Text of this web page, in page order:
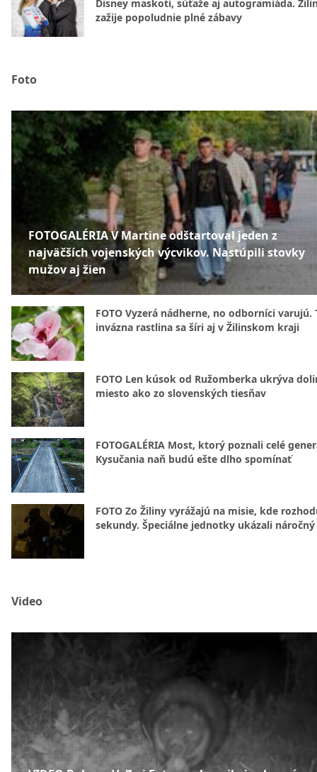
Disney maskoti, súťaže aj autogramiáda.
zažije popoludnie plné zábavy
Foto
FOTOGALÉRIA V Martine odštartoval jeden z
najväčších vojenských výcvikov. Nastúpili stovky
mužov aj žien
FOTO Vyzerá nádherne, no odborníci varujú.
invázna rastlina sa šíri aj v Žilinskom kraji
FOTO Len kúsok od Ružomberka ukrýva
miesto ako zo slovenských tiesňav
FOTOGALÉRIA Most, ktorý poznali celé
Kysučania naň budú ešte dlho spomínať
FOTO Zo Žiliny vyrážajú na misie, kde
sekundy. Špeciálne jednotky ukázali
Video